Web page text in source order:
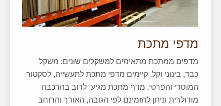
מדפי מתכת
מדפים ממתכת מתאימים למשקלים שונים: משקל
כבד, בינוני וקל. קיימים מדפי מתכת לתעשייה, לסקטור
המוסדי והפרטי. מדף מתכת מגיע לרוב בהרכבה
מודולרית וניתן להזמינם לפי הגובה, האורך והרוחב